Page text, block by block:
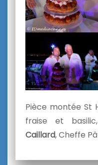
Pièce montée St
fraise et
Caillard, Cheffe